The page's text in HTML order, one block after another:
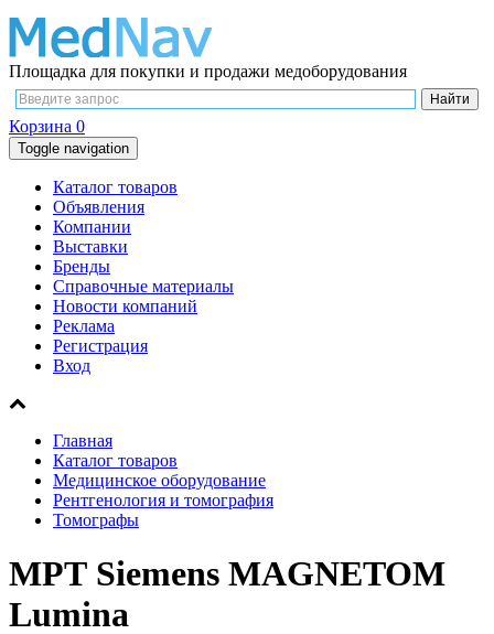
Площадка для покупки и продажи медоборудования
Корзина 0
Toggle navigation
Каталог товаров
Объявления
Компании
Выставки
Бренды
Справочные материалы
Новости компаний
Реклама
Регистрация
Вход
Главная
Каталог товаров
Медицинское оборудование
Рентгенология и томография
Томографы
МРТ Siemens MAGNETOM
Lumina